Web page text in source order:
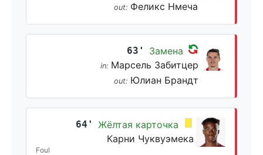
out: Феликс Нмеча
63' Замена
in: Марсель Забитцер
out: Юлиан Брандт
64'
Жёлтая карточка
Карни Чуквуэмека
Foul